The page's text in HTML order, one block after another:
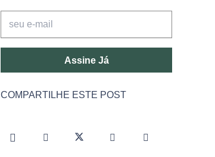
Assine Já
COMPARTILHE ESTE POST